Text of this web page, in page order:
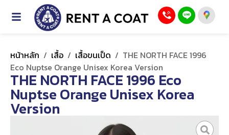
หน้าหลัก / เสื้อ / เสื้อขนเป็ด / THE NORTH FACE 1996
Eco Nuptse Orange Unisex Korea Version
THE NORTH FACE 1996 Eco
Nuptse Orange Unisex Korea
Version